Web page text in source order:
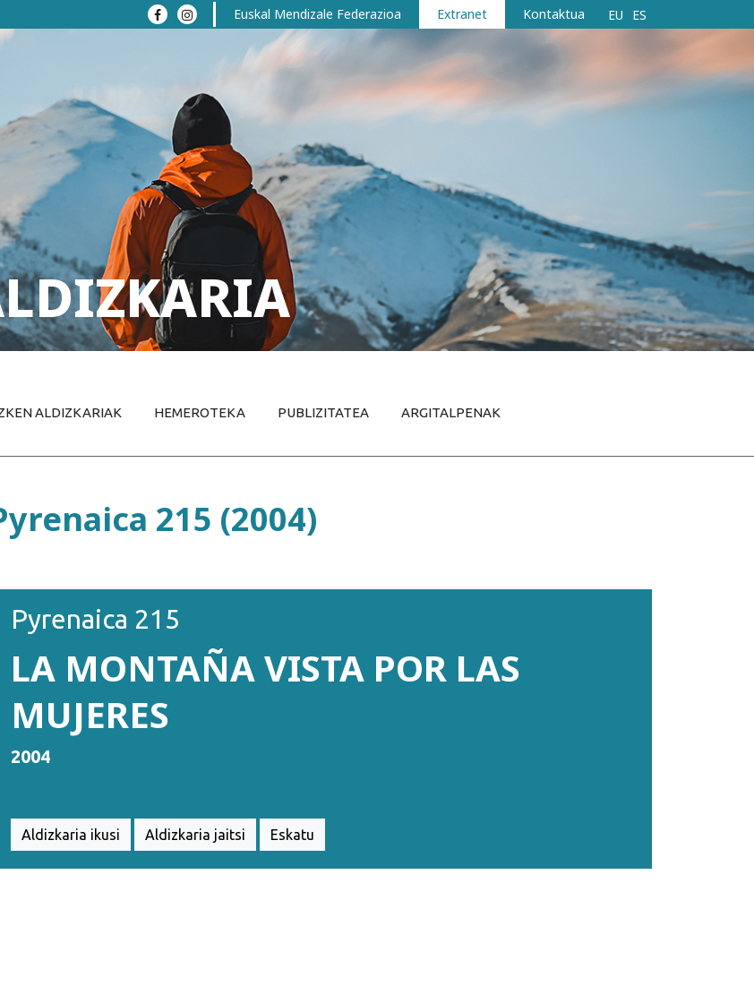
Euskal Mendizale Federazioa Extranet Kontaktua EU ES
ALDIZKARIAK HEMEROTEKA PUBLIZITATEA ARGITALPENAK
215 (2004)
Pyrenaica 215
LA MONTAÑA VISTA POR LAS
MUJERES
2004
Aldizkaria ikusi Aldizkaria jaitsi Eskatu